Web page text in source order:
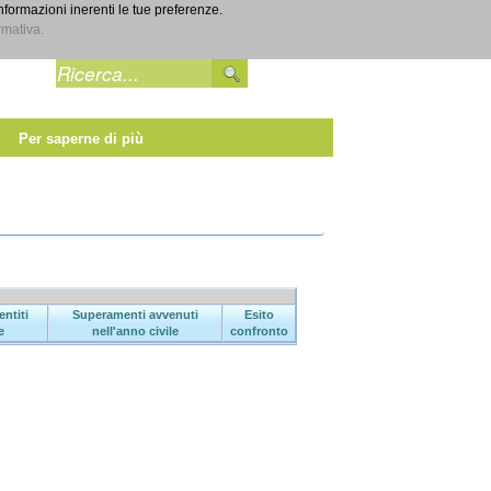
Per saperne di più
inerenti le tue preferenze.